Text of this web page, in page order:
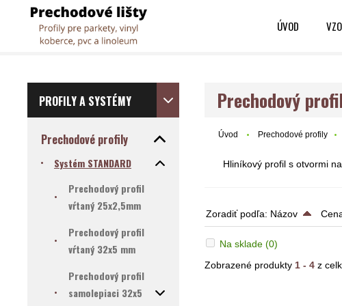
ÚVOD
PROFILY A SYSTÉMY
Prechodové profily
Systém STANDARD
Prechodový profil
vŕtaný 25x2,5mm
Prechodový profil
vŕtaný 32x5 mm
Prechodový profil
samolepiaci 32x5
Prechodový
Úvod Prechodové profily
Hliníkový profil s otvormi
Zoradiť podľa: Názov
Na sklade (0)
Zobrazené produkty 1 - 4 z